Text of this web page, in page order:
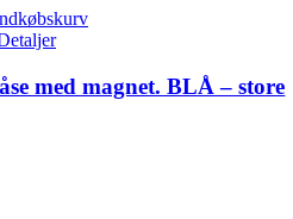
med magnet. BLÅ – store